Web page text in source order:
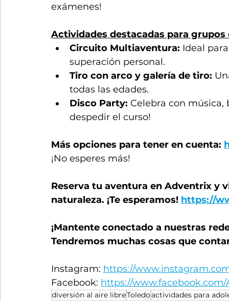
exámenes!
Actividades destacadas para grupos
Circuito Multiaventura: Ideal
superación personal.
Tiro con arco y galería de tiro:
todas las edades.
Disco Party: Celebra con música,
despedir el curso!
Más opciones para tener en cuenta:
¡No esperes más!
Reserva tu aventura en Adventrix y
naturaleza. ¡Te esperamos! https://
¡Mantente conectado a nuestras
Tendremos muchas cosas que
Instagram: https://
Facebook: https://www.facebook.com/
diversión al aire libreToledoactividades para